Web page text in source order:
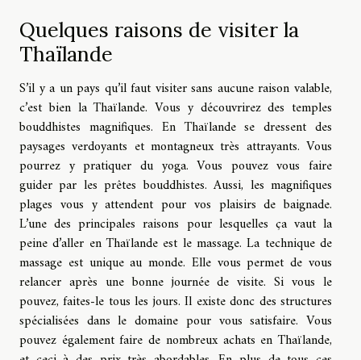
Quelques raisons de visiter la
Thaïlande
S’il y a un pays qu’il faut visiter sans aucune raison valable,
c’est bien la Thaïlande. Vous y découvrirez des temples
bouddhistes magnifiques. En Thaïlande se dressent des
paysages verdoyants et montagneux très attrayants. Vous
pourrez y pratiquer du yoga. Vous pouvez vous faire
guider par les prêtes bouddhistes. Aussi, les magnifiques
plages vous y attendent pour vos plaisirs de baignade.
L’une des principales raisons pour lesquelles ça vaut la
peine d’aller en Thaïlande est le massage. La technique de
massage est unique au monde. Elle vous permet de vous
relancer après une bonne journée de visite. Si vous le
pouvez, faites-le tous les jours. Il existe donc des structures
spécialisées dans le domaine pour vous satisfaire. Vous
pouvez également faire de nombreux achats en Thaïlande,